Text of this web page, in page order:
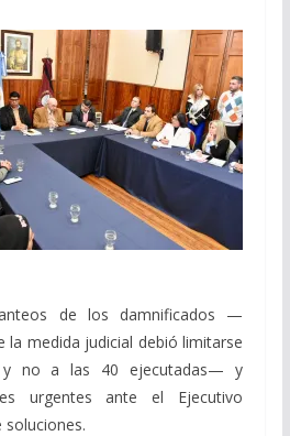
de los damnificados —
la medida judicial debió limitarse
y no a las 40 ejecutadas— y
urgentes ante el Ejecutivo
soluciones.